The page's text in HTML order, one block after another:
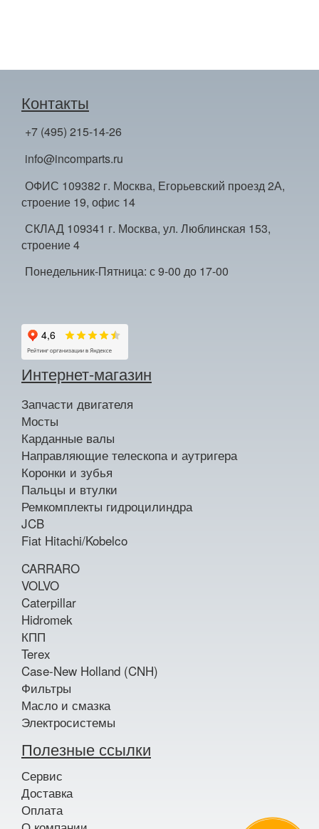
Контакты
+7 (495) 215-14-26
info@incomparts.ru
ОФИС 109382 г. Москва, Егорьевский проезд 2А,
строение 19, офис 14
СКЛАД 109341 г. Москва, ул. Люблинская 153,
строение 4
Понедельник-Пятница: с 9-00 до 17-00
Интернет-магазин
Запчасти двигателя
Мосты
Карданные валы
Направляющие телескопа и аутригера
Коронки и зубья
Пальцы и втулки
Ремкомплекты гидроцилиндра
JCB
Fiat Hitachi/Kobelco
CARRARO
VOLVO
Caterpillar
Hidromek
КПП
Terex
Case-New Holland (CNH)
Фильтры
Масло и смазка
Электросистемы
Полезные ссылки
Сервис
Доставка
Оплата